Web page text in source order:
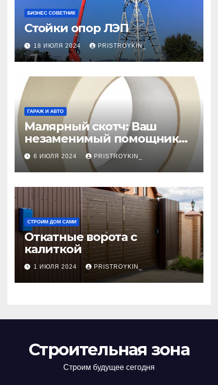
БИЗНЕС СОВЕТНИК
Стойки опор ЛЭП
18 ИЮЛЯ 2024 PRISTROYKIN_
ГАРАЖ И АВТО
Малярный скотч: Ваш
незаменимый помощник
при ремонтных работах
6 ИЮЛЯ 2024 PRISTROYKIN_
СТРОИМ ДОМ САМИ
Откатные ворота с
калиткой
1 ИЮЛЯ 2024 PRISTROYKIN_
Строительная зона
Строим будущее сегодня